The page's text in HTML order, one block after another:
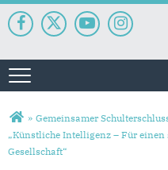
Toggle navigation
Sie sind hier
» Gemeinsamer
„Künstliche Intelligenz – Für
Gesellschaft“